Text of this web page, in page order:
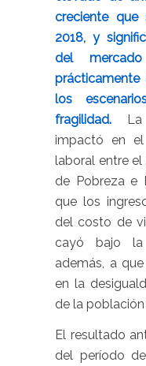
creciente
2018, y
del
los
fragilidad.
impactó en
laboral entre
de Pobreza e
que los
del costo de
cayó bajo
además, a
en la
de la
El resultado
del período